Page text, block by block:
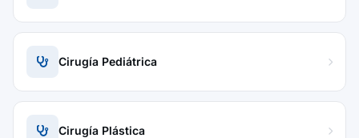
Cirugía Pediátrica
Cirugía Plástica